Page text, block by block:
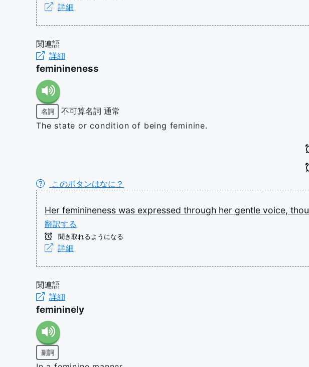
詳細
関連語
詳細
feminineness
名詞 不可算名詞 通常
The state or condition of being feminine.
このボタンはなに？
Her feminineness was expressed through her gentle voice,
翻訳する
聞き取れるようになる
詳細
関連語
詳細
femininely
副詞